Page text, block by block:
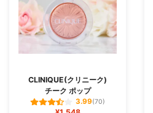
CLINIQUE(クリニーク)
チーク ポップ
3.99(70)